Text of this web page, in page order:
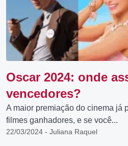
Oscar 2024: onde
vencedores?
A maior premiação do cinema já
filmes ganhadores, e se você...
22/03/2024 - Juliana Raquel